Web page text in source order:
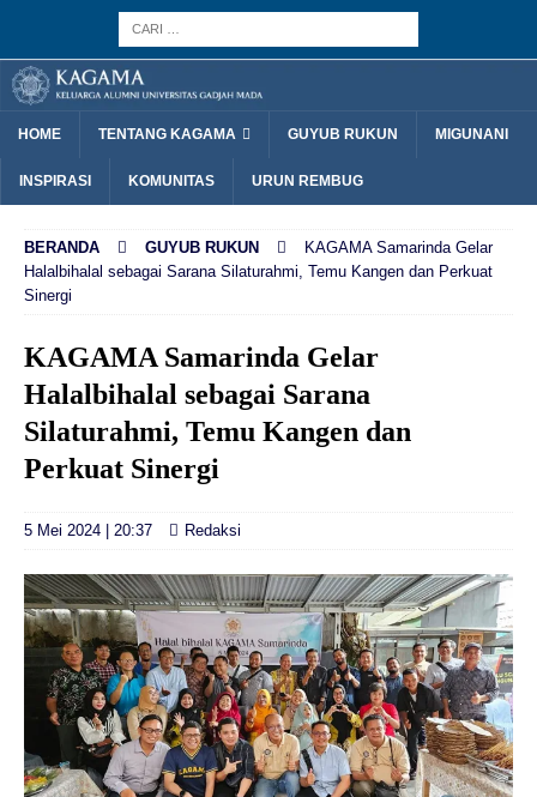
HOME TENTANG KAGAMA GUYUB RUKUN MIGUNANI
INSPIRASI KOMUNITAS URUN REMBUG
BERANDA GUYUB RUKUN
KAGAMA Samarinda Gelar
Halalbihalal sebagai Sarana Silaturahmi, Temu Kangen dan Perkuat
Sinergi
KAGAMA Samarinda Gelar
Halalbihalal sebagai Sarana
Silaturahmi, Temu Kangen dan
Perkuat Sinergi
5 Mei 2024 | 20:37 Redaksi